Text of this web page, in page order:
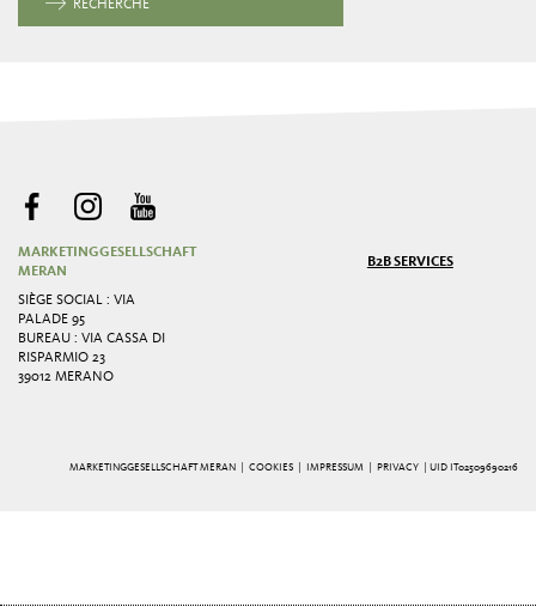
RECHERCHE
MARKETINGGESELLSCHAFT
MERAN
SIÈGE SOCIAL : VIA
PALADE 95
BUREAU : VIA CASSA DI
RISPARMIO 23
39012 MERANO
B2B SERVICES
MARKETINGGESELLSCHAFT MERAN | COOKIES| IMPRESSUM PRIVACY | UID IT02509690216